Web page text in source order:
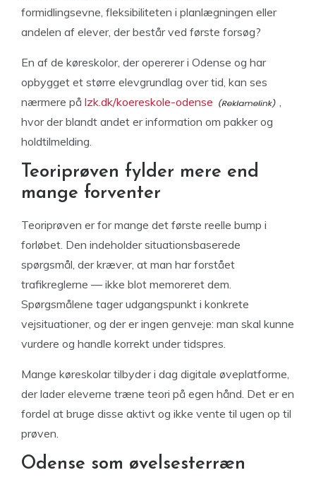
formidlingsevne, fleksibiliteten i planlægningen eller
andelen af elever, der består ved første forsøg?
En af de køreskolor, der opererer i Odense og har
opbygget et større elevgrundlag over tid, kan ses
nærmere på lzk.dk/koereskole-odense
hvor der blandt andet er information om pakker og
holdtilmelding.
Teoriprøven fylder mere end
mange forventer
Teoriprøven er for mange det første reelle bump i
forløbet. Den indeholder situationsbaserede
spørgsmål, der kræver, at man har forstået
trafikreglerne — ikke blot memoreret dem.
Spørgsmålene tager udgangspunkt i konkrete
vejsituationer, og der er ingen genveje: man skal kunne
vurdere og handle korrekt under tidspres.
Mange køreskolar tilbyder i dag digitale øveplatforme,
der lader eleverne træne teori på egen hånd. Det er en
fordel at bruge disse aktivt og ikke vente til ugen op til
prøven.
Odense som øvelsesterræn